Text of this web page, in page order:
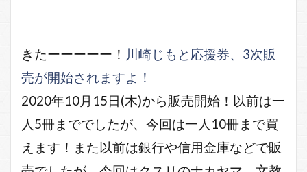
きたーーーーー！ 川崎じもと応援券、3次販
売が開始されますよ！
2020年10月15日(木)から販売開始！以前は一
人5冊まででしたが、今回は一人10冊まで買
えます！また以前は銀行や信用金庫などで販